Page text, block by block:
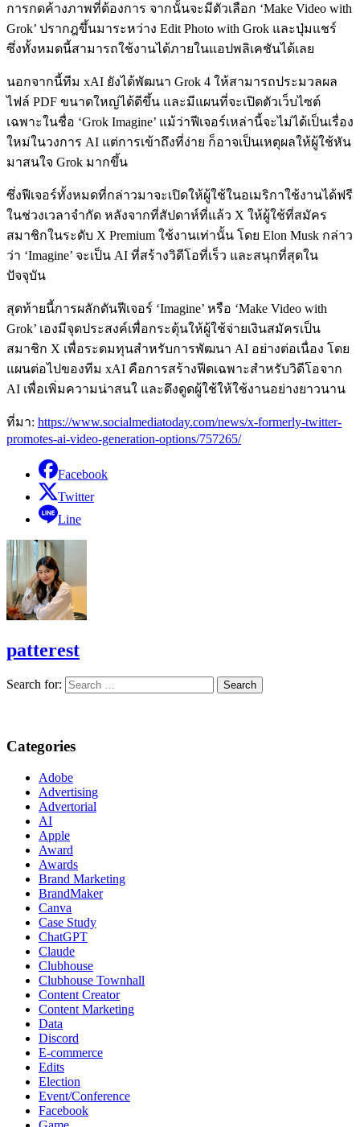
การกดค้างภาพที่ต้องการ จากนั้นจะมีตัวเลือก ‘Make Video with
Grok’ ปรากฎขึ้นมาระหว่าง Edit Photo with Grok และปุ่มแชร์
ซึ่งทั้งหมดนี้สามารถใช้งานได้ภายในแอปพลิเคชันได้เลย
นอกจากนี้ทีม xAI ยังได้พัฒนา Grok 4 ให้สามารถประมวลผล
ไฟล์ PDF ขนาดใหญ่ได้ดีขึ้น และมีแผนที่จะเปิดตัวเว็บไซต์
เฉพาะในชื่อ ‘Grok Imagine’ แม้ว่าฟีเจอร์เหล่านี้จะไม่ได้เป็นเรื่อง
ใหม่ในวงการ AI แต่การเข้าถึงที่ง่าย ก็อาจเป็นเหตุผลให้ผู้ใช้หัน
มาสนใจ Grok มากขึ้น
ซึ่งฟีเจอร์ทั้งหมดที่กล่าวมาจะเปิดให้ผู้ใช้ในอเมริกาใช้งานได้ฟรี
ในช่วงเวลาจำกัด หลังจากที่สัปดาห์ที่แล้ว X ให้ผู้ใช้ที่สมัคร
สมาชิกในระดับ X Premium ใช้งานเท่านั้น โดย Elon Musk กล่าว
ว่า ‘Imagine’ จะเป็น AI ที่สร้างวิดีโอที่เร็ว และสนุกที่สุดใน
ปัจจุบัน
สุดท้ายนี้การผลักดันฟีเจอร์ ‘Imagine’ หรือ ‘Make Video with
Grok’ เองมีจุดประสงค์เพื่อกระตุ้นให้ผู้ใช้จ่ายเงินสมัครเป็น
สมาชิก X เพื่อระดมทุนสำหรับการพัฒนา AI อย่างต่อเนื่อง โดย
แผนต่อไปของทีม xAI คือการสร้างฟีดเฉพาะสำหรับวิดีโอจาก
AI เพื่อเพิ่มความน่าสนใ และดึงดูดผู้ใช้ให้ใช้งานอย่างยาวนาน
ที่มา: https://www.socialmediatoday.com/news/x-formerly-twitter-
promotes-ai-video-generation-options/757265/
Facebook
Twitter
Line
patterest
Search for:
Categories
Adobe
Advertising
Advertorial
AI
Apple
Award
Awards
Brand Marketing
BrandMaker
Canva
Case Study
ChatGPT
Claude
Clubhouse
Clubhouse Townhall
Content Creator
Content Marketing
Data
Discord
E-commerce
Edits
Election
Event/Conference
Facebook